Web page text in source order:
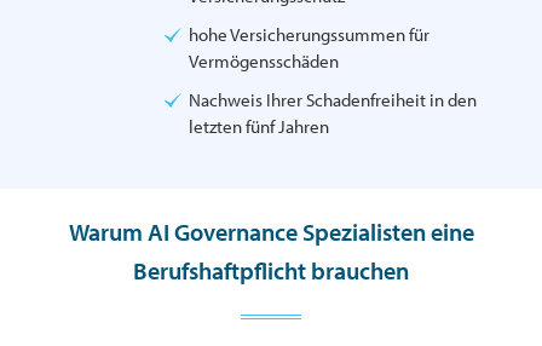
hohe Versicherungssummen für
Vermögensschäden
Nachweis Ihrer Schadenfreiheit in den
letzten fünf Jahren
Warum AI Governance Spezialisten eine
Berufshaftpflicht brauchen